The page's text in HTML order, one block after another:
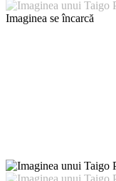
Imaginea se încarcă